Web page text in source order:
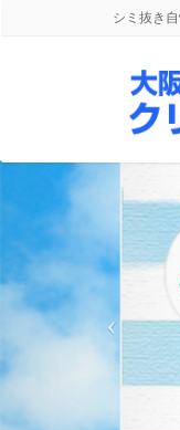
シミ抜き